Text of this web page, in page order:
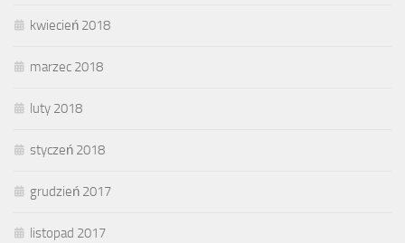
kwiecień 2018
marzec 2018
luty 2018
styczeń 2018
grudzień 2017
listopad 2017